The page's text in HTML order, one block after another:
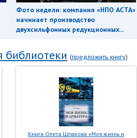
Фото недели: компания «НПО АСТА»
начинает производство
двухсильфонных редукционных...
библиотеки (предложить книгу)
Книга Олега Шпакова «Моя жизнь и